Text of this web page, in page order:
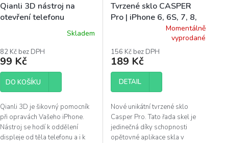
Qianli 3D nástroj na
otevření telefonu
Skladem
82 Kč bez DPH
99 Kč
DO KOŠÍKU
Qianli 3D je šikovný pomocník
při opravách Vašeho iPhone.
Nástroj se hodí k oddělení
displeje od těla telefonu a i k
Tvrzené sklo CASPER
Pro | iPhone 6, 6S, 7, 8,
produktu
je
5,0
5
hvězdiček.
Momentálně
vyprodané
156 Kč bez DPH
189 Kč
DETAIL
Nové unikátní tvrzené sklo
Casper Pro. Tato řada skel je
jedinečná díky schopnosti
opětovné aplikace skla v